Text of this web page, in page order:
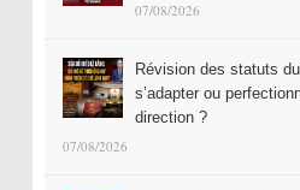
07/08/2026
Révision des statuts
s’adapter ou
direction ?
07/08/2026